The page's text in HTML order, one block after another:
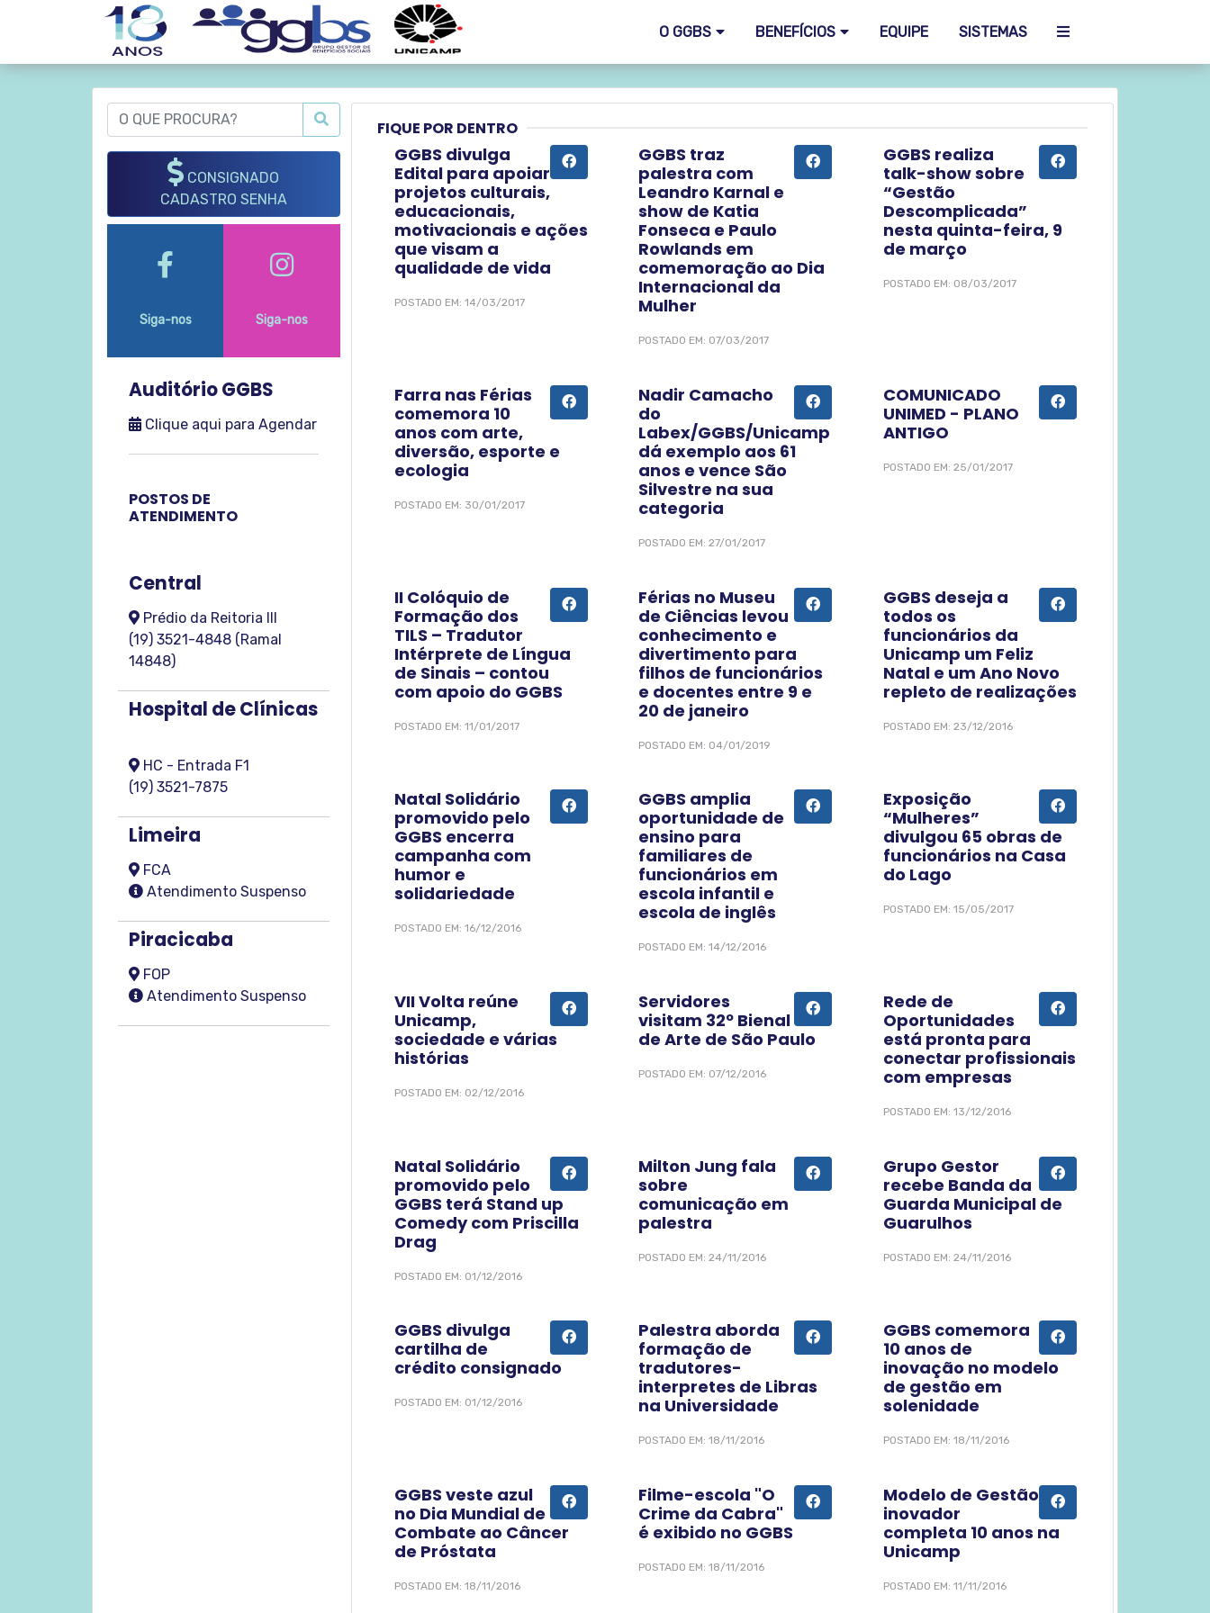
O GGBS BENEFÍCIOS EQUIPE SISTEMAS
CONSIGNADO
CADASTRO SENHA
Siga-nos Siga-nos
Auditório GGBS
Clique aqui para Agendar
POSTOS DE
ATENDIMENTO
Central
Prédio da Reitoria III
(19) 3521-4848 (Ramal
14848)
Hospital de Clínicas
HC - Entrada F1
(19) 3521-7875
Limeira
FCA
Atendimento Suspenso
Piracicaba
FOP
Atendimento Suspenso
FIQUE POR DENTRO
GGBS divulga
Edital para apoiar
projetos culturais,
educacionais,
motivacionais e ações
que visam a
qualidade de vida
POSTADO EM: 14/03/2017
GGBS traz
palestra com
Leandro Karnal e
show de Katia
Fonseca e Paulo
Rowlands em
comemoração ao Dia
Internacional da
Mulher
POSTADO EM: 07/03/2017
GGBS realiza
talk-show sobre
“Gestão
Descomplicada”
nesta quinta-feira, 9
de março
POSTADO EM: 08/03/2017
Farra nas Férias
comemora 10
anos com arte,
diversão, esporte e
ecologia
POSTADO EM: 30/01/2017
Nadir Camacho
do
Labex/GGBS/Unicamp
dá exemplo aos 61
anos e vence São
Silvestre na sua
categoria
POSTADO EM: 27/01/2017
COMUNICADO
UNIMED - PLANO
ANTIGO
POSTADO EM: 25/01/2017
​II Colóquio de
Formação dos
TILS – Tradutor
Intérprete de Língua
de Sinais – contou
com apoio do GGBS
POSTADO EM: 11/01/2017
Férias no Museu
de Ciências levou
conhecimento e
divertimento para
filhos de funcionários
e docentes entre 9 e
20 de janeiro
POSTADO EM: 04/01/2019
GGBS deseja a
todos os
funcionários da
Unicamp um Feliz
Natal e um Ano Novo
repleto de realizações
POSTADO EM: 23/12/2016
Natal Solidário
promovido pelo
GGBS encerra
campanha com
humor e
solidariedade
POSTADO EM: 16/12/2016
GGBS amplia
oportunidade de
ensino para
familiares de
funcionários em
escola infantil e
escola de inglês
POSTADO EM: 14/12/2016
Exposição
“Mulheres”
divulgou 65 obras de
funcionários na Casa
do Lago
POSTADO EM: 15/05/2017
VII Volta reúne
Unicamp,
sociedade e várias
histórias
POSTADO EM: 02/12/2016
Servidores
visitam 32º Bienal
de Arte de São Paulo
POSTADO EM: 07/12/2016
Rede de
Oportunidades
está pronta para
conectar profissionais
com empresas
POSTADO EM: 13/12/2016
Natal Solidário
promovido pelo
GGBS terá Stand up
Comedy com Priscilla
Drag
POSTADO EM: 01/12/2016
​Milton Jung fala
sobre
comunicação em
palestra
POSTADO EM: 24/11/2016
Grupo Gestor
recebe Banda da
Guarda Municipal de
Guarulhos
POSTADO EM: 24/11/2016
GGBS divulga
cartilha de
crédito consignado
POSTADO EM: 01/12/2016
Palestra aborda
formação de
tradutores-
interpretes de Libras
na Universidade
POSTADO EM: 18/11/2016
GGBS comemora
10 anos de
inovação no modelo
de gestão em
solenidade
POSTADO EM: 18/11/2016
GGBS veste azul
no Dia Mundial de
Combate ao Câncer
de Próstata
POSTADO EM: 18/11/2016
Filme-escola "O
Crime da Cabra"
é exibido no GGBS
POSTADO EM: 18/11/2016
Modelo de Gestão
inovador
completa 10 anos na
Unicamp
POSTADO EM: 11/11/2016